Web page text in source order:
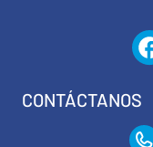
CONTÁCTANOS